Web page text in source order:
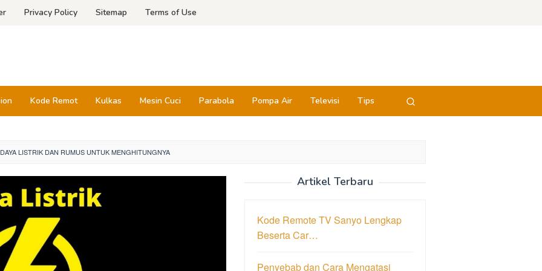
Privacy Policy Sitemap Terms of Use
Kode Remot Kulkas Mesin Cuci Parabola Pompa Air Televisi Tips
LISTRIK DAN RUMUS UNTUK MENGHITUNGNYA
Artikel Terbaru
Kode Remote TV Sanyo Lengkap
Beserta Car…
Penyebab dan Cara Mengatasi